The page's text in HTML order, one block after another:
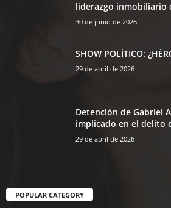
liderazgo inmobiliario
30 de junio de 2026
SHOW POLÍTICO:
29 de abril de 2026
Detención de Gabriel
implicado en el delito
29 de abril de 2026
POPULAR CATEGORY